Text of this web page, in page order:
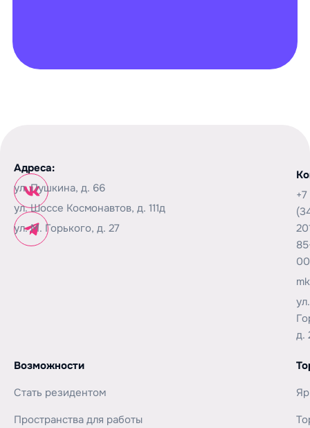
Адреса:
ул. Пушкина, д. 66
ул. Шоссе Космонавтов, д. 111д
ул. М. Горького, д. 27
+7
00
д.
Возможности
Стать резидентом
Пространства для работы